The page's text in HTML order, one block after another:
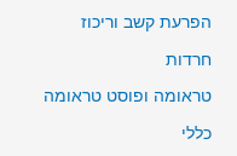
הפרעת קשב וריכוז
חרדות
טראומה ופוסט טראומה
כללי